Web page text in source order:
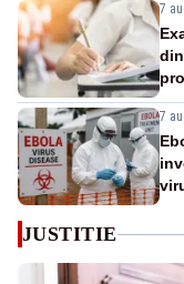
7
7
JUSTITIE